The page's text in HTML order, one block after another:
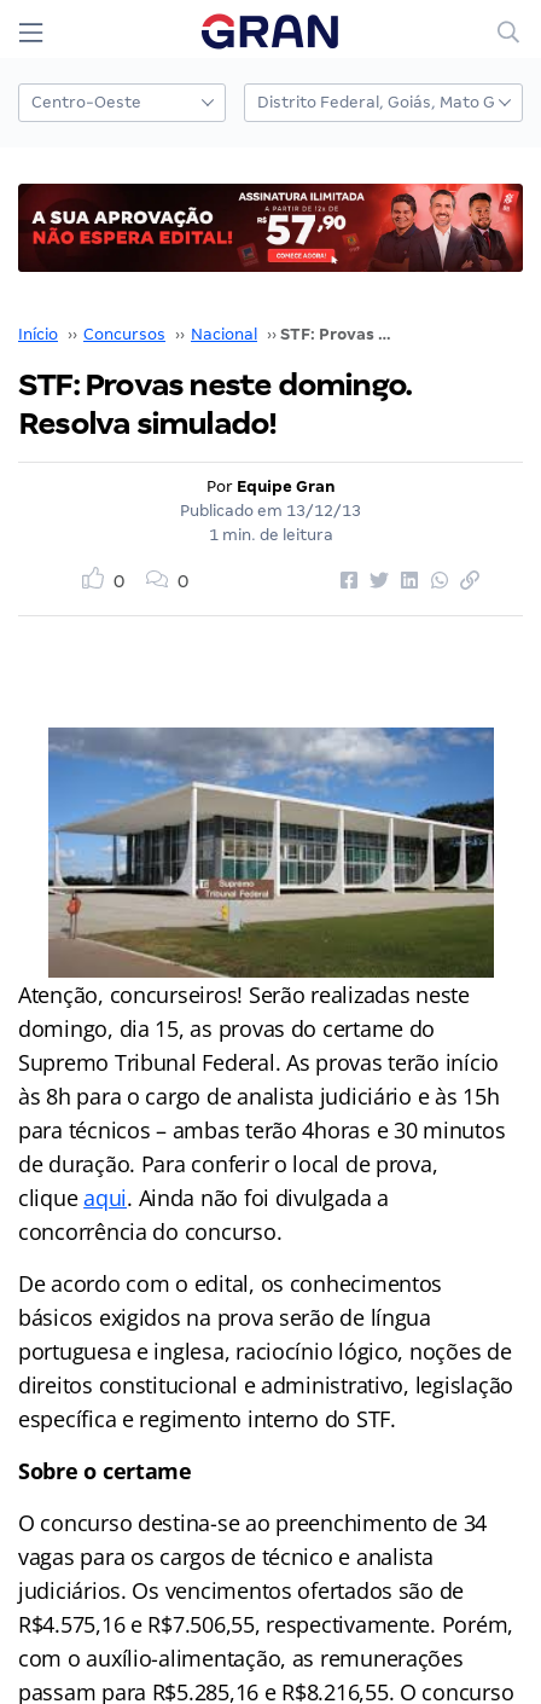
Início ›› Concursos ›› Nacional ›› STF: Provas neste domingo. Resolva simulado!
STF: Provas neste domingo.
Resolva simulado!
Por Equipe Gran
Publicado em 13/12/13
1 min. de leitura
0 0
Atenção, concurseiros! Serão realizadas neste
domingo, dia 15, as provas do certame do
Supremo Tribunal Federal. As provas terão início
às 8h para o cargo de analista judiciário e às 15h
para técnicos – ambas terão 4horas e 30 minutos
de duração. Para conferir o local de prova,
cliqueaqui. Ainda não foi divulgada a
concorrência do concurso.
De acordo com o edital, os conhecimentos
básicos exigidos na prova serão de língua
portuguesa e inglesa, raciocínio lógico, noções de
direitos constitucional e administrativo, legislação
específica e regimento interno do STF.
Sobre o certame
O concurso destina-se ao preenchimento de 34
vagas para os cargos de técnico e analista
judiciários. Os vencimentos ofertados são de
R$4.575,16 e R$7.506,55, respectivamente. Porém,
com o auxílio-alimentação, as remunerações
passam para R$5.285,16 e R$8.216,55. O concurso